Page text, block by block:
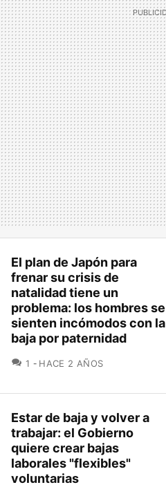
El plan de Japón para
frenar su crisis de
natalidad tiene un
problema: los hombres se
sienten incómodos con la
baja por paternidad
1 COMENTARIOS
HACE 2 AÑOS
Estar de baja y volver a
trabajar: el Gobierno
quiere crear bajas
laborales "flexibles"
voluntarias